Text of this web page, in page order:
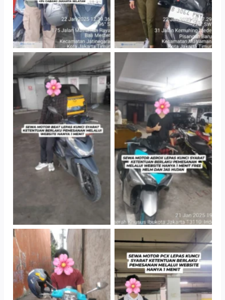
TNo Caption TNo Caption